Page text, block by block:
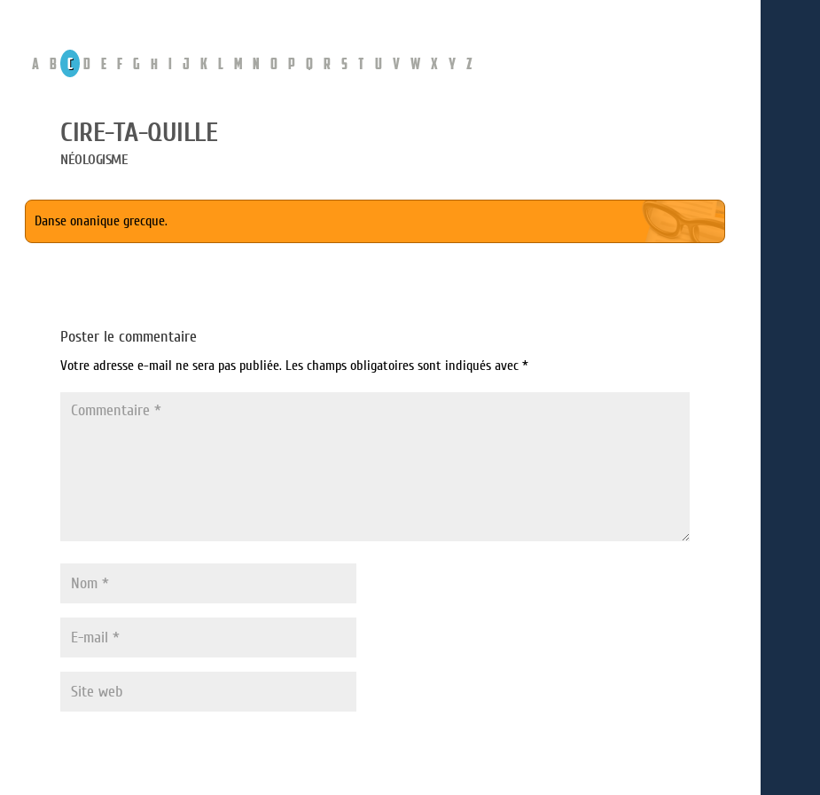
A B C D E F G H I J K L M N O P Q R S T U V W X Y Z
CIRE-TA-QUILLE
NÉOLOGISME
Danse onanique grecque.
Poster le commentaire
Votre adresse e-mail ne sera pas publiée. Les champs obligatoires sont indiqués avec*